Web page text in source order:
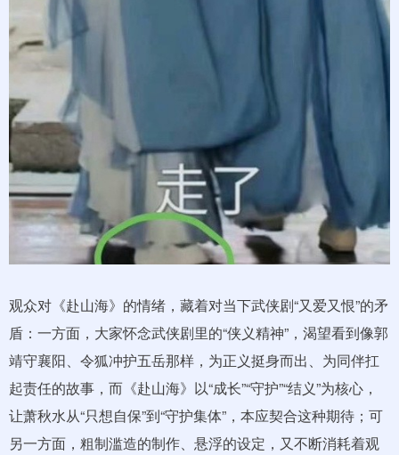
观众对《赴山海》的情绪，藏着对当下武侠剧“又爱又恨”的矛
盾：一方面，大家怀念武侠剧里的“侠义精神”，渴望看到像郭
靖守襄阳、令狐冲护五岳那样，为正义挺身而出、为同伴扛
起责任的故事，而《赴山海》以“成长”“守护”“结义”为核心，
让萧秋水从“只想自保”到“守护集体”，本应契合这种期待；可
另一方面，粗制滥造的制作、悬浮的设定，又不断消耗着观